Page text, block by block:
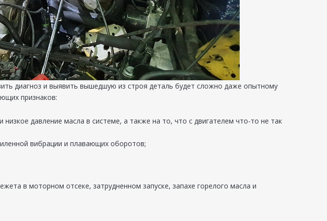
диагноз и выявить вышедшую из строя деталь будет сложно даже опытному
признаков:
давление масла в системе, а также на то, что с двигателем что-то не так
вибрации и плавающих оборотов;
в моторном отсеке, затрудненном запуске, запахе горелого масла и